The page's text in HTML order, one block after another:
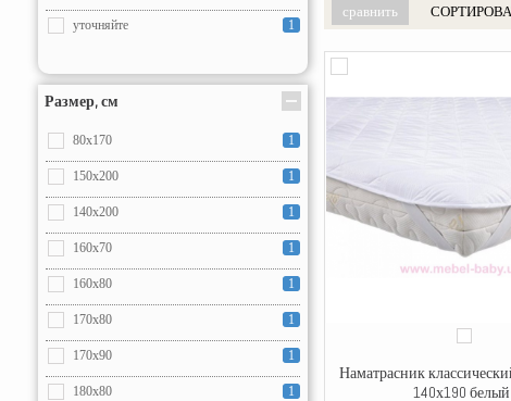
уточняйте 1
Размер, см
80x170 1
150x200 1
140x200 1
160x70 1
160x80 1
170x80 1
170x90 1
180x80 1
Наматрасник
140х190 белый